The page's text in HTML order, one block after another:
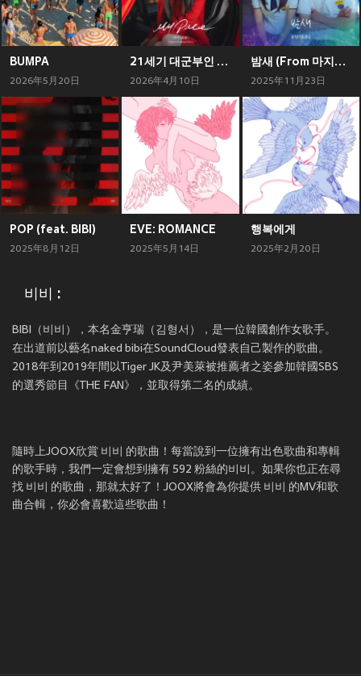
BUMPA
2026年5月20日
21세기 대군부인 OST Part.1
2026年4月10日
밤새 (From 마지막 썸머 OST)
2025年11月23日
POP (feat. BIBI)
2025年8月12日
EVE: ROMANCE
2025年5月14日
행복에게
2025年2月20日
비비 :
BIBI（비비），本名金亨瑞（김형서），是一位韓國創作女歌手。
在出道前以藝名naked bibi在SoundCloud發表自己製作的歌曲。
2018年到2019年間以Tiger JK及尹美萊被推薦者之姿參加韓國SBS
的選秀節目《THE FAN》，並取得第二名的成績。
隨時上JOOX欣賞 비비 的歌曲！每當說到一位擁有出色歌曲和專輯
的歌手時，我們一定會想到擁有 592 粉絲的비비。如果你也正在尋
找 비비 的歌曲，那就太好了！JOOX將會為你提供 비비 的MV和歌
曲合輯，你必會喜歡這些歌曲！